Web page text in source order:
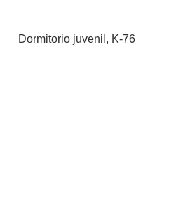
Dormitorio juvenil, K-76